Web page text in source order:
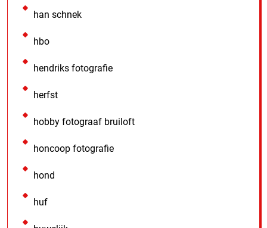
han schnek
hbo
hendriks fotografie
herfst
hobby fotograaf bruiloft
honcoop fotografie
hond
huf